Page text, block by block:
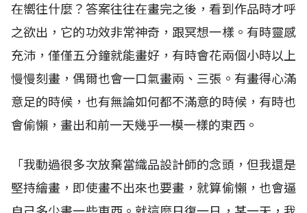
在嚮往什麼？答案往往在畫完之後，看到作品時才呼
之欲出，它的功效非常神奇，跟冥想一樣。有時靈感
充沛，僅僅五分鐘就能畫好，有時會花兩個小時以上
慢慢刻畫，偶爾也會一口氣畫兩、三張。有畫得心滿
意足的時候，也有無論如何都不滿意的時候，有時也
會偷懶，畫出和前一天幾乎一模一樣的東西。
「我動過很多次放棄當織品設計師的念頭，但我還是
堅持繪畫，即使畫不出來也要畫，就算偷懶，也會逼